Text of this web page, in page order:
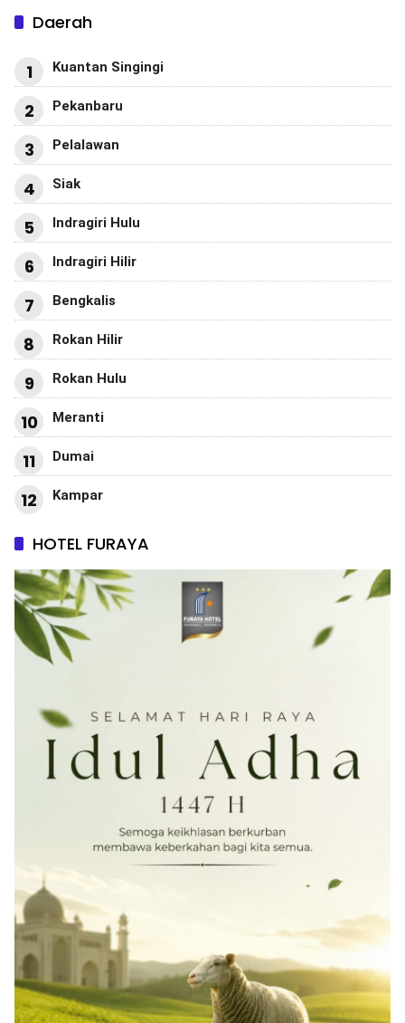
Daerah
1 Kuantan Singingi
2 Pekanbaru
3 Pelalawan
4 Siak
5 Indragiri Hulu
6 Indragiri Hilir
7 Bengkalis
8 Rokan Hilir
9 Rokan Hulu
10 Meranti
11 Dumai
12 Kampar
HOTEL FURAYA